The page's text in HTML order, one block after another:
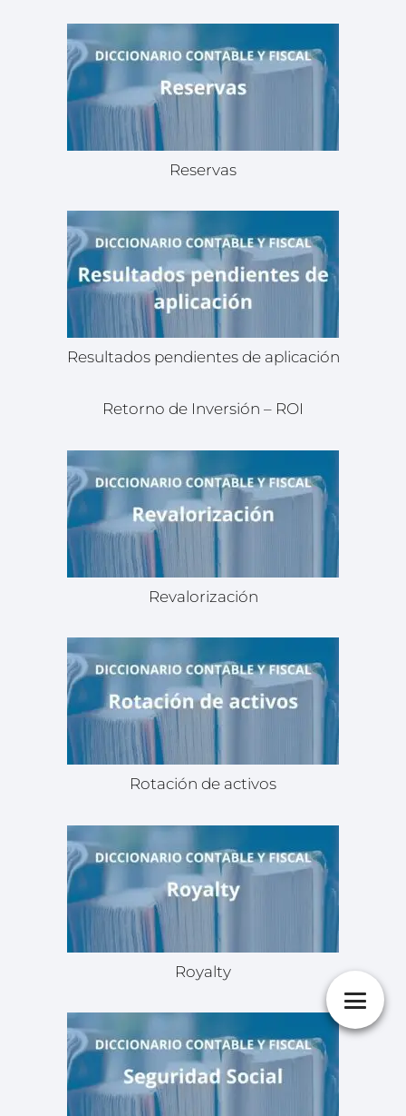
Reservas
Resultados pendientes de aplicación
Retorno de Inversión – ROI
Revalorización
Rotación de activos
Royalty